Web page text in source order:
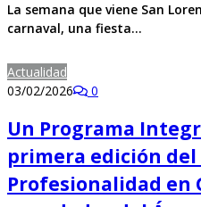
La semana que viene San
carnaval, una fiesta…
Actualidad
03/02/2026
0
Un Programa
primera edición
Profesionalidad en